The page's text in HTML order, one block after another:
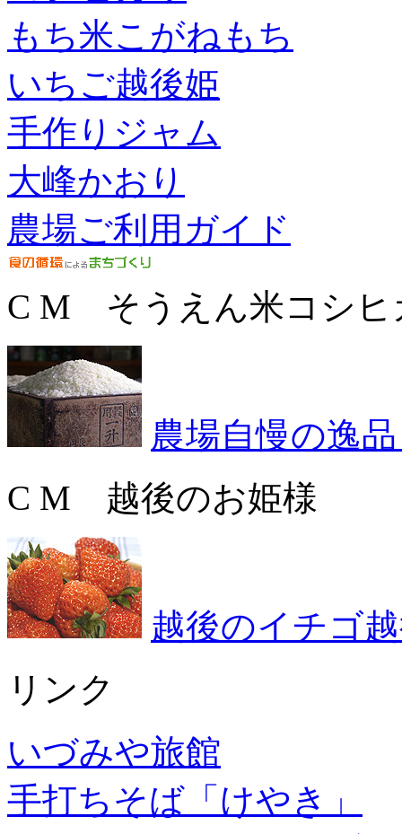
もち米こがねもち
いちご越後姫
手作りジャム
大峰かおり
農場ご利用ガイド
C M そうえん米コシヒ
農場自慢の逸
C M 越後のお姫様
越後のイチゴ
リンク
いづみや旅館
手打ちそば「けやき」